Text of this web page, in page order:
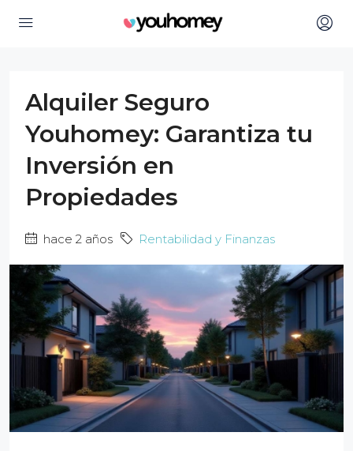
Alquiler Seguro
Youhomey: Garantiza tu
Inversión en
Propiedades
hace 2 años Rentabilidad y Finanzas